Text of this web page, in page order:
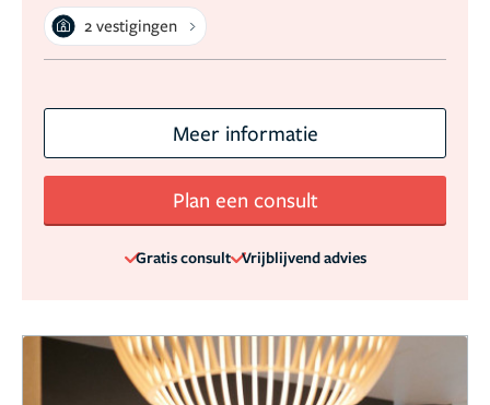
2 vestigingen
Meer informatie
Plan een consult
Gratis consult Vrijblijvend advies